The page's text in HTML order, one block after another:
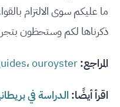
ما عليكم سوى الالتزام
ذكرناها لكم وستحظون
المراجع:
،ouroyster
اقرأ أيضًا: الدراسة في